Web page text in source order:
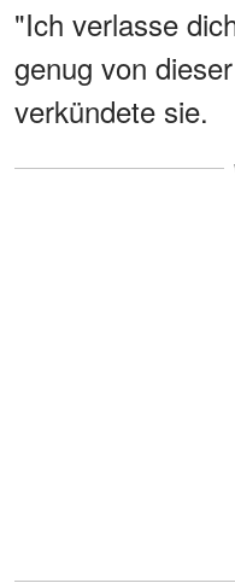
"Ich verlasse
genug von
verkündete sie.